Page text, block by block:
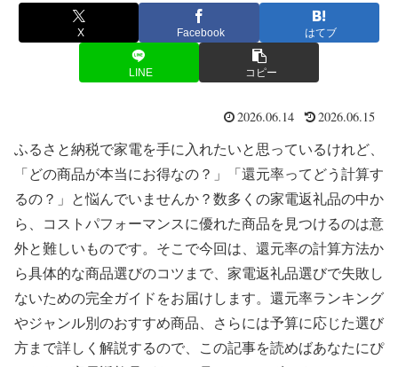
X Facebook はてブ
LINE コピー
2026.06.14 2026.06.15
ふるさと納税で家電を手に入れたいと思っているけれど、
「どの商品が本当にお得なの？」「還元率ってどう計算す
るの？」と悩んでいませんか？数多くの家電返礼品の中か
ら、コストパフォーマンスに優れた商品を見つけるのは意
外と難しいものです。そこで今回は、還元率の計算方法か
ら具体的な商品選びのコツまで、家電返礼品選びで失敗し
ないための完全ガイドをお届けします。還元率ランキング
やジャンル別のおすすめ商品、さらには予算に応じた選び
方まで詳しく解説するので、この記事を読めばあなたにぴ